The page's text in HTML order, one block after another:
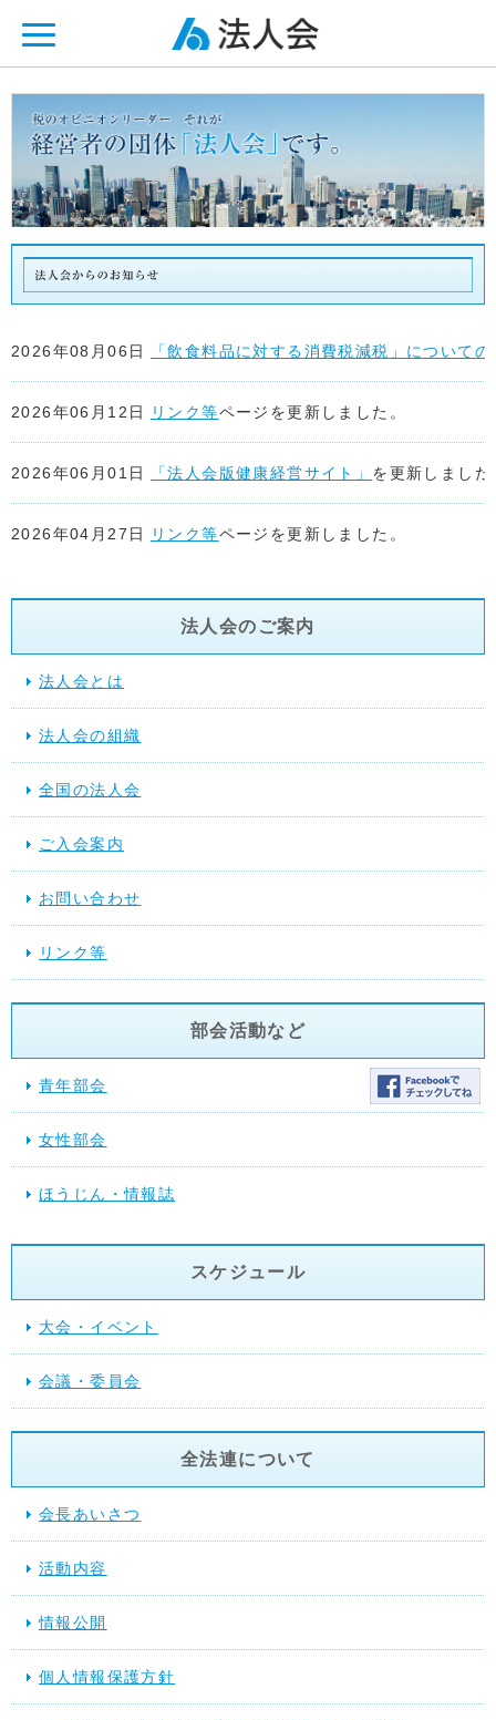
2026年08月06日 「飲食料品に対する消費税減税」について
2026年06月12日 リンク等ページを更新しました。
2026年06月01日 「法人会版健康経営サイト」 を更新しました
2026年04月27日 リンク等ページを更新しました。
2026年04月22日 リンク等ページを更新しました。
2026年04月17日 リンク等ページを更新しました。
2025年12月10日 提言活動（行動する法人会）を更新しました
2025年11月28日 スケジュールを更新しました。
法人会のご案内
法人会とは
法人会の組織
全国の法人会
ご入会案内
お問い合わせ
リンク等
部会活動など
青年部会
女性部会
ほうじん・情報誌
スケジュール
大会・イベント
会議・委員会
全法連について
会長あいさつ
活動内容
情報公開
個人情報保護方針